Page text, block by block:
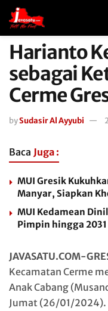
Harianto
sebagai
Cerme
bySudasir Al Ayyubi
Baca Juga :
MUI Gresik
Manyar, Siapkan
MUI Kedamean
Pimpin hingga 2031
JAVASATU.COM-
Kecamatan Cerme
Anak Cabang
Jumat (26/01/